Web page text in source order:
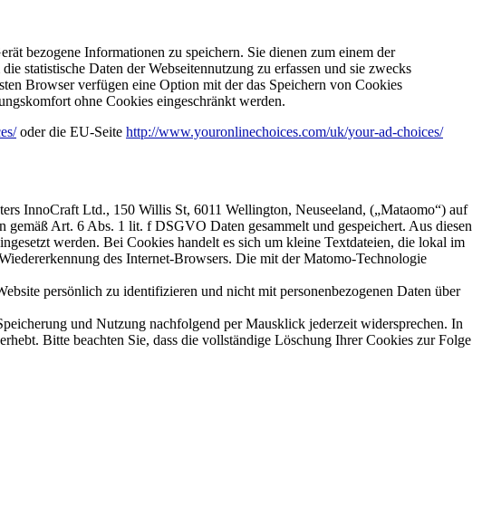
bezogene Informationen zu speichern. Sie dienen zum einem der
statistische Daten der Webseitennutzung zu erfassen und sie zwecks
Browser verfügen eine Option mit der das Speichern von Cookies
ohne Cookies eingeschränkt werden.
oder die EU-Seite http://www.youronlinechoices.com/uk/your-ad-choices/
InnoCraft Ltd., 150 Willis St, 6011 Wellington, Neuseeland, („Mataomo“) auf
gemäß Art. 6 Abs. 1 lit. f DSGVO Daten gesammelt und gespeichert. Aus diesen
werden. Bei Cookies handelt es sich um kleine Textdateien, die lokal im
des Internet-Browsers. Die mit der Matomo-Technologie
persönlich zu identifizieren und nicht mit personenbezogenen Daten über
und Nutzung nachfolgend per Mausklick jederzeit widersprechen. In
Bitte beachten Sie, dass die vollständige Löschung Ihrer Cookies zur Folge